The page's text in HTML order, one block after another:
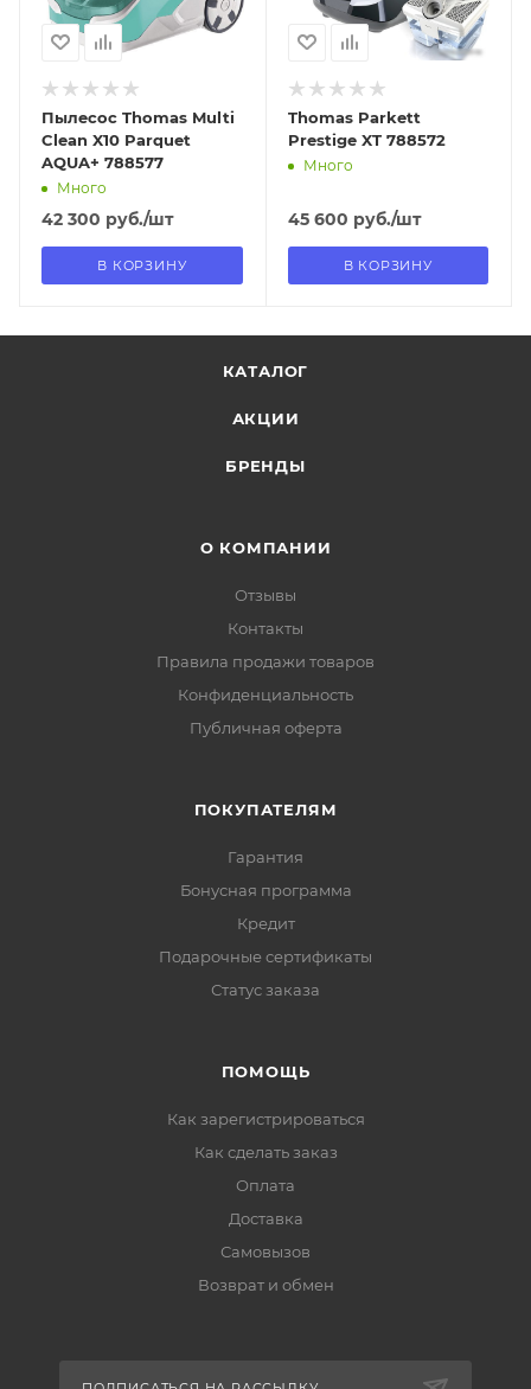
Пылесос Thomas Multi
Clean X10 Parquet
AQUA+ 788577
Много
42 300 руб./шт
В КОРЗИНУ
Thomas Parkett
Prestige XT 788572
Много
45 600 руб./шт
В КОРЗИНУ
КАТАЛОГ
АКЦИИ
БРЕНДЫ
О КОМПАНИИ
Отзывы
Контакты
Правила продажи товаров
Конфиденциальность
Публичная оферта
ПОКУПАТЕЛЯМ
Гарантия
Бонусная программа
Кредит
Подарочные сертификаты
Статус заказа
ПОМОЩЬ
Как зарегистрироваться
Как сделать заказ
Оплата
Доставка
Самовызов
Возврат и обмен